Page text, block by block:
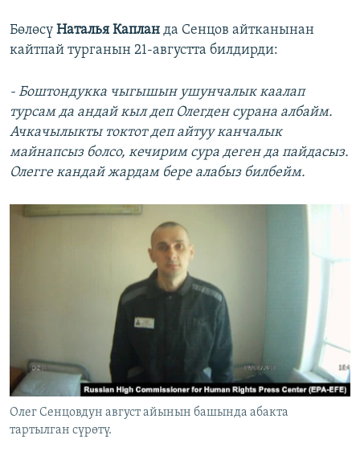
Бөлөсү Наталья Каплан да Сенцов айтканынан
кайтпай турганын 21-августта билдирди:
- Боштондукка чыгышын ушунчалык каалап
турсам да андай кыл деп Олегден сурана албайм.
Ачкачылыкты токтот деп айтуу канчалык
майнапсыз болсо, кечирим сура деген да пайдасыз.
Олегге кандай жардам бере алабыз билбейм.
Олег Сенцовдун август айынын башында абакта
тартылган сүрөтү.